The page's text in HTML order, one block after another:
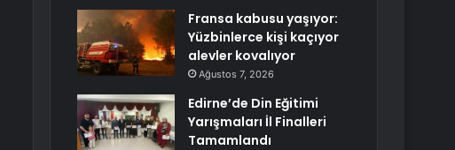
Fransa kabusu yaşıyor:
Yüzbinlerce kişi kaçıyor
alevler kovalıyor
Ağustos 7, 2026
Edirne’de Din Eğitimi
Yarışmaları İl Finalleri
Tamamlandı